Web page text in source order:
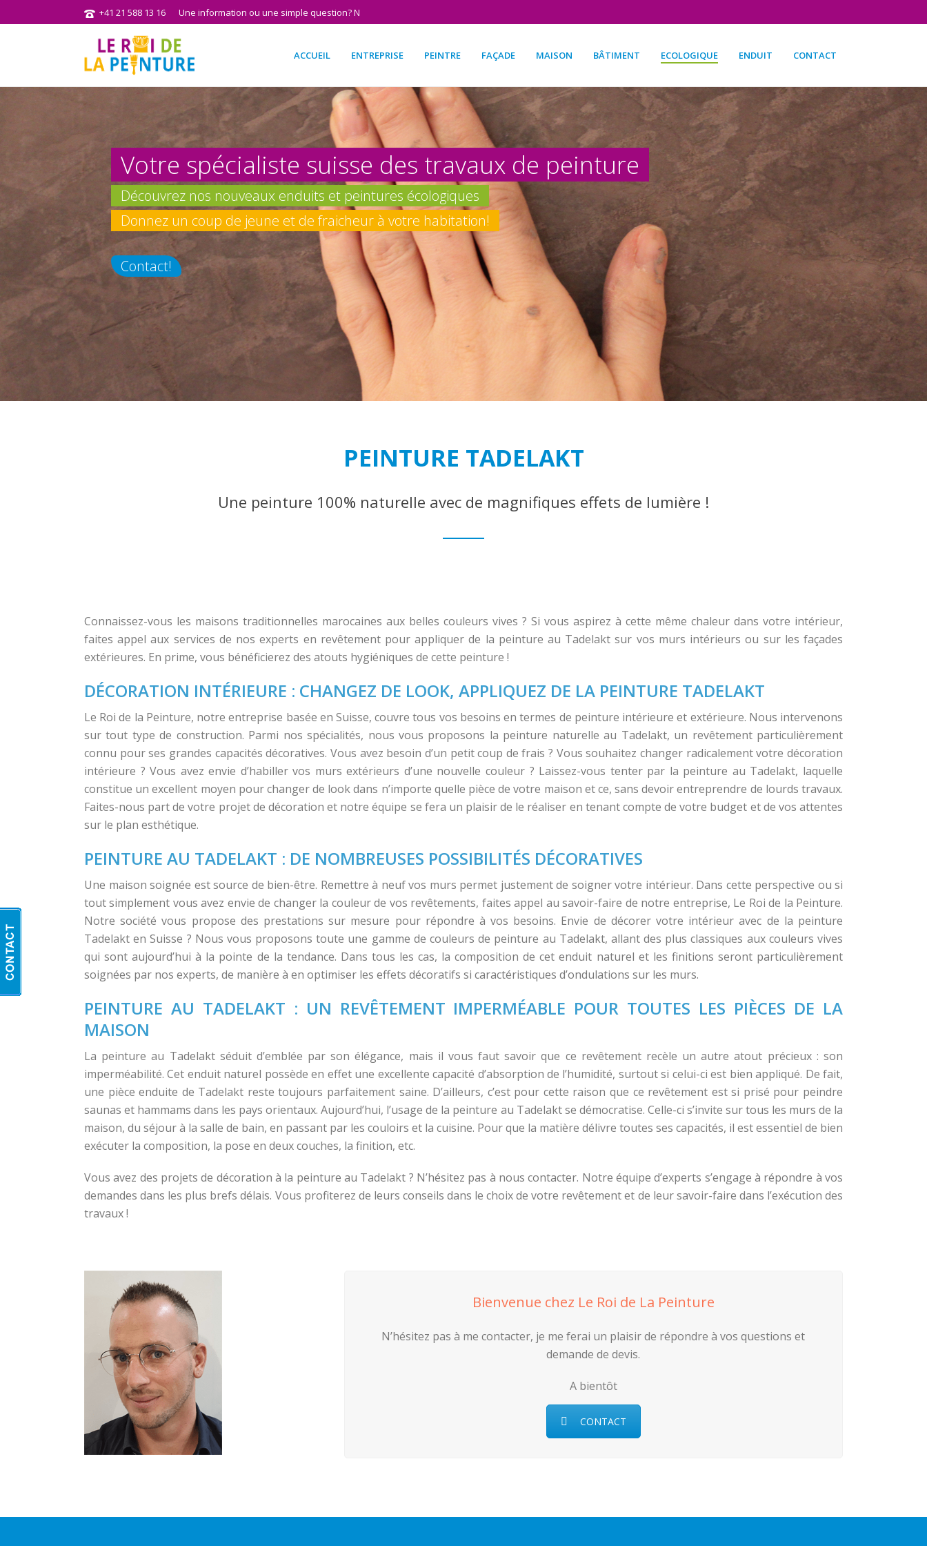
+41 21 588 13 16 Une information ou une simple question? N
ACCUEIL ENTREPRISE PEINTRE FAÇADE MAISON BÂTIMENT ECOLOGIQUE ENDUIT CONTACT
Votre spécialiste suisse des travaux de peinture
Découvrez nos nouveaux enduits et peintures écologiques
Donnez un coup de jeune et de fraicheur à votre habitation!
Contact!
PEINTURE TADELAKT
Une peinture 100% naturelle avec de magnifiques effets de lumière !
Connaissez-vous les maisons traditionnelles marocaines aux belles couleurs vives ? Si vous aspirez à cette même chaleur dans votre intérieur,
faites appel aux services de nos experts en revêtement pour appliquer de la peinture au Tadelakt sur vos murs intérieurs ou sur les façades
extérieures. En prime, vous bénéficierez des atouts hygiéniques de cette peinture !
DÉCORATION INTÉRIEURE : CHANGEZ DE LOOK, APPLIQUEZ DE LA PEINTURE TADELAKT
Le Roi de la Peinture, notre entreprise basée en Suisse, couvre tous vos besoins en termes de peinture intérieure et extérieure. Nous intervenons
sur tout type de construction. Parmi nos spécialités, nous vous proposons la peinture naturelle au Tadelakt, un revêtement particulièrement
connu pour ses grandes capacités décoratives. Vous avez besoin d’un petit coup de frais ? Vous souhaitez changer radicalement votre décoration
intérieure ? Vous avez envie d’habiller vos murs extérieurs d’une nouvelle couleur ? Laissez-vous tenter par la peinture au Tadelakt, laquelle
constitue un excellent moyen pour changer de look dans n’importe quelle pièce de votre maison et ce, sans devoir entreprendre de lourds travaux.
Faites-nous part de votre projet de décoration et notre équipe se fera un plaisir de le réaliser en tenant compte de votre budget et de vos attentes
sur le plan esthétique.
PEINTURE AU TADELAKT : DE NOMBREUSES POSSIBILITÉS DÉCORATIVES
Une maison soignée est source de bien-être. Remettre à neuf vos murs permet justement de soigner votre intérieur. Dans cette perspective ou si
tout simplement vous avez envie de changer la couleur de vos revêtements, faites appel au savoir-faire de notre entreprise, Le Roi de la Peinture.
Notre société vous propose des prestations sur mesure pour répondre à vos besoins. Envie de décorer votre intérieur avec de la peinture
Tadelakt en Suisse ? Nous vous proposons toute une gamme de couleurs de peinture au Tadelakt, allant des plus classiques aux couleurs vives
qui sont aujourd’hui à la pointe de la tendance. Dans tous les cas, la composition de cet enduit naturel et les finitions seront particulièrement
soignées par nos experts, de manière à en optimiser les effets décoratifs si caractéristiques d’ondulations sur les murs.
PEINTURE AU TADELAKT : UN REVÊTEMENT IMPERMÉABLE POUR TOUTES LES PIÈCES DE LA
MAISON
La peinture au Tadelakt séduit d’emblée par son élégance, mais il vous faut savoir que ce revêtement recèle un autre atout précieux : son
imperméabilité. Cet enduit naturel possède en effet une excellente capacité d’absorption de l’humidité, surtout si celui-ci est bien appliqué. De fait,
une pièce enduite de Tadelakt reste toujours parfaitement saine. D’ailleurs, c’est pour cette raison que ce revêtement est si prisé pour peindre
saunas et hammams dans les pays orientaux. Aujourd’hui, l’usage de la peinture au Tadelakt se démocratise. Celle-ci s’invite sur tous les murs de la
maison, du séjour à la salle de bain, en passant par les couloirs et la cuisine. Pour que la matière délivre toutes ses capacités, il est essentiel de bien
exécuter la composition, la pose en deux couches, la finition, etc.
Vous avez des projets de décoration à la peinture au Tadelakt ? N’hésitez pas à nous contacter. Notre équipe d’experts s’engage à répondre à vos
demandes dans les plus brefs délais. Vous profiterez de leurs conseils dans le choix de votre revêtement et de leur savoir-faire dans l’exécution des
travaux !
Bienvenue chez Le Roi de La Peinture
N’hésitez pas à me contacter, je me ferai un plaisir de répondre à vos questions et
demande de devis.
A bientôt
CONTACT